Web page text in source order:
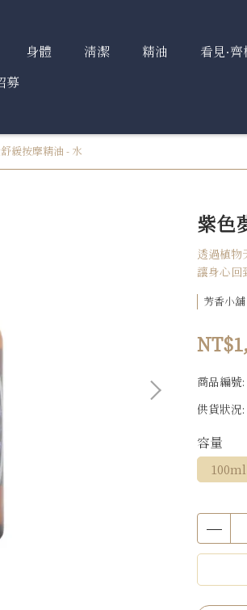
身體 清潔 精油 看見∙
募
緩按摩精油 - 水
紫色
透過植物
讓身心回
芳香小舖
商品編號:
供貨狀況:
容量
100ml